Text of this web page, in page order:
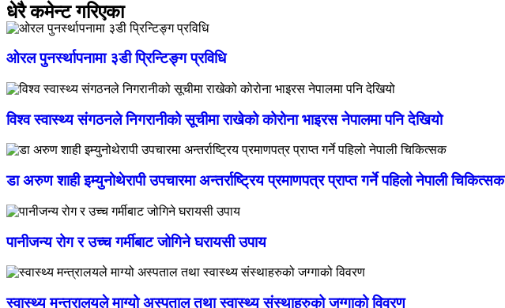
धेरै कमेन्ट गरिएका
ओरल पुनर्स्थापनामा ३डी प्रिन्टिङ्ग प्रविधि
विश्व स्वास्थ्य संगठनले निगरानीको सूचीमा राखेको कोरोना भाइरस नेपालमा पनि देखियो
डा अरुण शाही इम्युनोथेरापी उपचारमा अन्तर्राष्ट्रिय प्रमाणपत्र प्राप्त गर्ने पहिलो नेपाली चिकित्सक
पानीजन्य रोग र उच्च गर्मीबाट जोगिने घरायसी उपाय
स्वास्थ्य मन्त्रालयले माग्यो अस्पताल तथा स्वास्थ्य संस्थाहरुको जग्गाको विवरण